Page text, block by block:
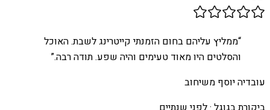
“ממליץ עליהם בחום הזמנתי קייטרינג לשבת. האוכל
והסלטים היו מאוד טעימים והיה שפע. תודה רבה.”
עובדיה יוסף משיחוב